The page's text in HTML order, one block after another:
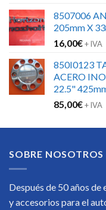
8507006
205mm X
16,00€+ IVA
850I0123
ACERO
22.5"
85,00€+ IVA
SOBRE NOSOTROS
Después de 50 años
y accesorios para el